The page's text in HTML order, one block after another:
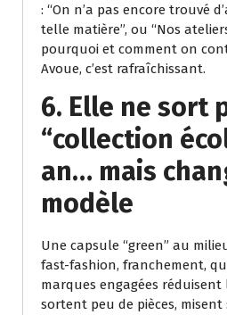
: “On n’a pas encore trouvé
telle matière”, ou “Nos
pourquoi et comment on
Avoue, c’est rafraîchissant.
6. Elle ne sort
“collection
an… mais
modèle
Une capsule “green” au
fast-fashion, franchement,
marques engagées
sortent peu de pièces, misent